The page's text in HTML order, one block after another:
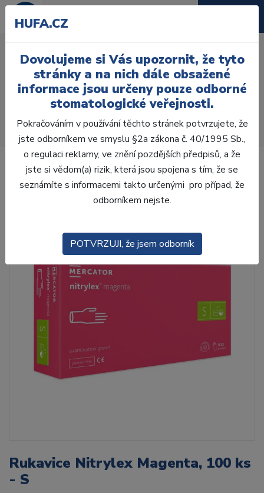
Magenta, 100 ks
Úvod Ordinace
Ochrana a hygiena
Ochranné pomůcky
Rukavice
Vyšetřovací rukavice
Nitrilové rukavice
Rukavice Nitrylex Magenta, 100 ks - S
Rukavice Nitrylex Magenta, 100 ks
- S
HUFA.CZ
Dovolujeme si Vás upozornit, že tyto
stránky a na nich dále obsažené
informace jsou určeny pouze odborné
stomatologické veřejnosti.
Pokračováním v používání těchto stránek potvrzujete, že
jste odborníkem ve smyslu §2a zákona č. 40/1995 Sb.,
o regulaci reklamy, ve znění pozdějších předpisů, a že
jste si vědom(a) rizik, která jsou spojena s tím, že se
seznámíte s informacemi takto určenými pro případ, že
odborníkem nejste.
POTVRZUJI, že jsem odborník